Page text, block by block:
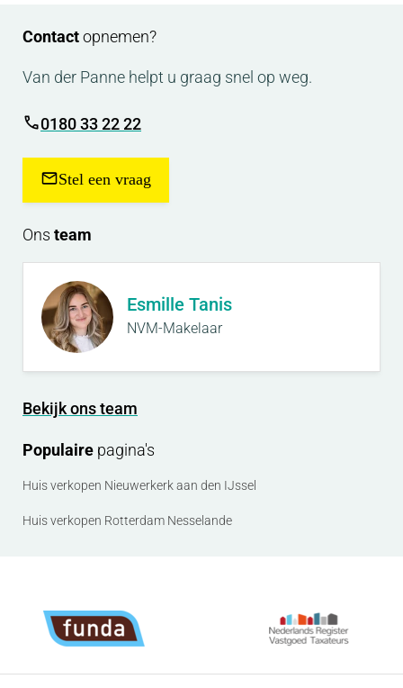
Contactopnemen?
Van der Panne helpt u graag snel op weg.
0180 33 22 22
Stel een vraag
Ons team
Esmille Tanis
NVM-Makelaar
Bekijk ons team
Populaire pagina's
Huis verkopen Nieuwerkerk aan den IJssel
Huis verkopen Rotterdam Nesselande